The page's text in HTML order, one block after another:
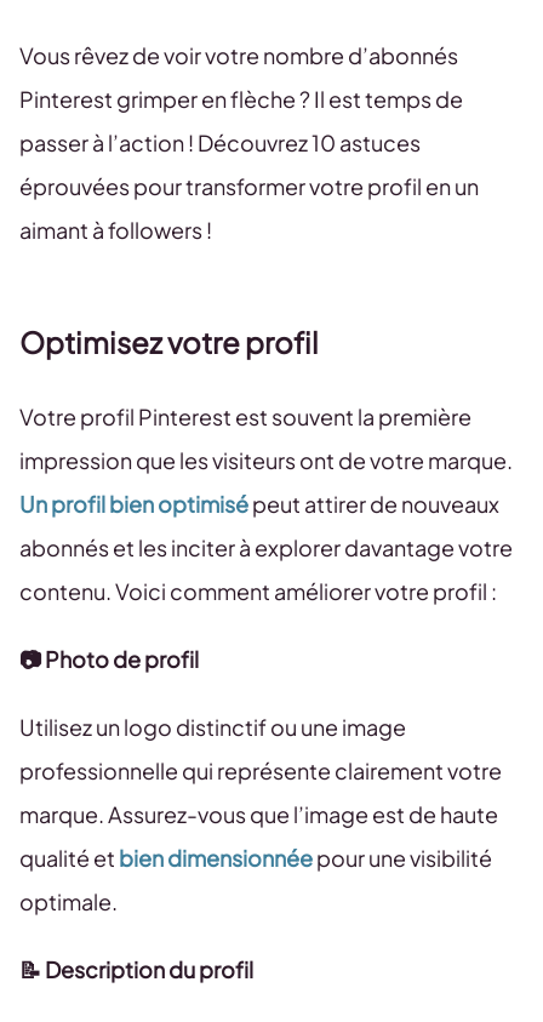
Vous rêvez de voir votre nombre d’abonnés
Pinterest grimper en flèche ? Il est temps de
passer à l’action ! Découvrez 10 astuces
éprouvées pour transformer votre profil en un
aimant à followers !
Optimisez votre profil
Votre profil Pinterest est souvent la première
impression que les visiteurs ont de votre marque.
Un profil bien optimisépeut attirer de nouveaux
abonnés et les inciter à explorer davantage votre
contenu. Voici comment améliorer votre profil :
📷 Photo de profil
Utilisez un logo distinctif ou une image
professionnelle qui représente clairement votre
marque. Assurez-vous que l’image est de haute
qualité et bien dimensionnéepour une visibilité
optimale.
📝 Description du profil